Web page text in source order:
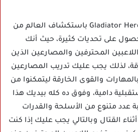
أنت مطالب في لعبة Gladiator Heroes باستكشاف العالم من
على تحديات كثيرة، حيث أنك
المحترفين والمصارعين الذين
لذلك يجب عليك تدريب المصارعين
والقوى الخارقة ليتمكنوا من
دامية، وفوق ده كله بيديك هذا
عدد متنوع من الأسلحة والقدرات
القتال وبالتالي يجب عليك إذا كنت